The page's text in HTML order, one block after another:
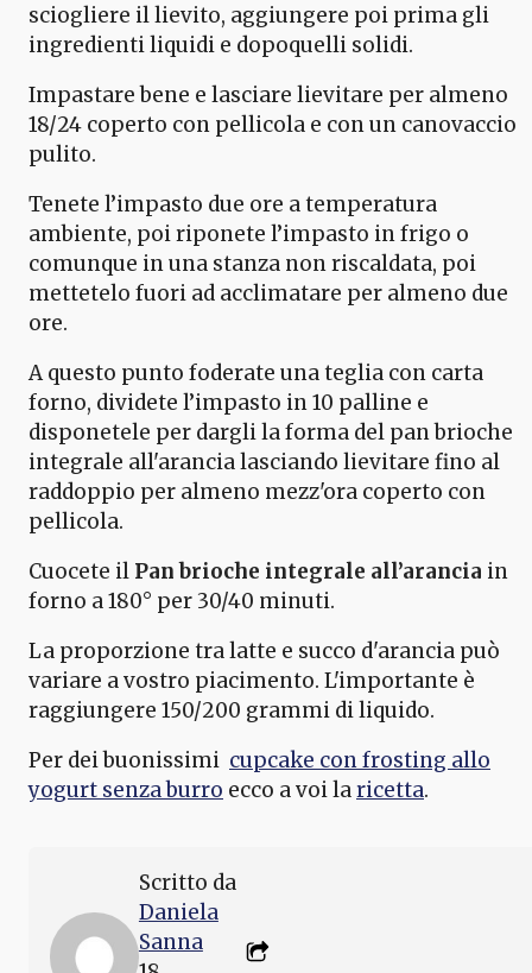
sciogliere il lievito, aggiungere poi prima gli
ingredienti liquidi e dopoquelli solidi.
Impastare bene e lasciare lievitare per almeno
18/24 coperto con pellicola e con un canovaccio
pulito.
Tenete l’impasto due ore a temperatura
ambiente, poi riponete l’impasto in frigo o
comunque in una stanza non riscaldata, poi
mettetelo fuori ad acclimatare per almeno due
ore.
A questo punto foderate una teglia con carta
forno, dividete l’impasto in 10 palline e
disponetele per dargli la forma del pan brioche
integrale all'arancia lasciando lievitare fino al
raddoppio per almeno mezz'ora coperto con
pellicola.
Cuocete il Pan brioche integrale all’arancia in
forno a 180° per 30/40 minuti.
La proporzione tra latte e succo d'arancia può
variare a vostro piacimento. L'importante è
raggiungere 150/200 grammi di liquido.
Per dei buonissimi cupcake con frosting allo
yogurt senza burro ecco a voi laricetta.
Scritto da
Daniela
Sanna